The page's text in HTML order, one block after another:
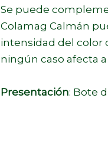
Se puede
Colamag Calmán
intensidad del color
ningún caso afecta
Presentación: Bote